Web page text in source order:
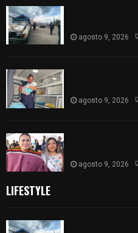
agosto 9, 2026
agosto 9, 2026
agosto 9, 2026
LIFESTYLE